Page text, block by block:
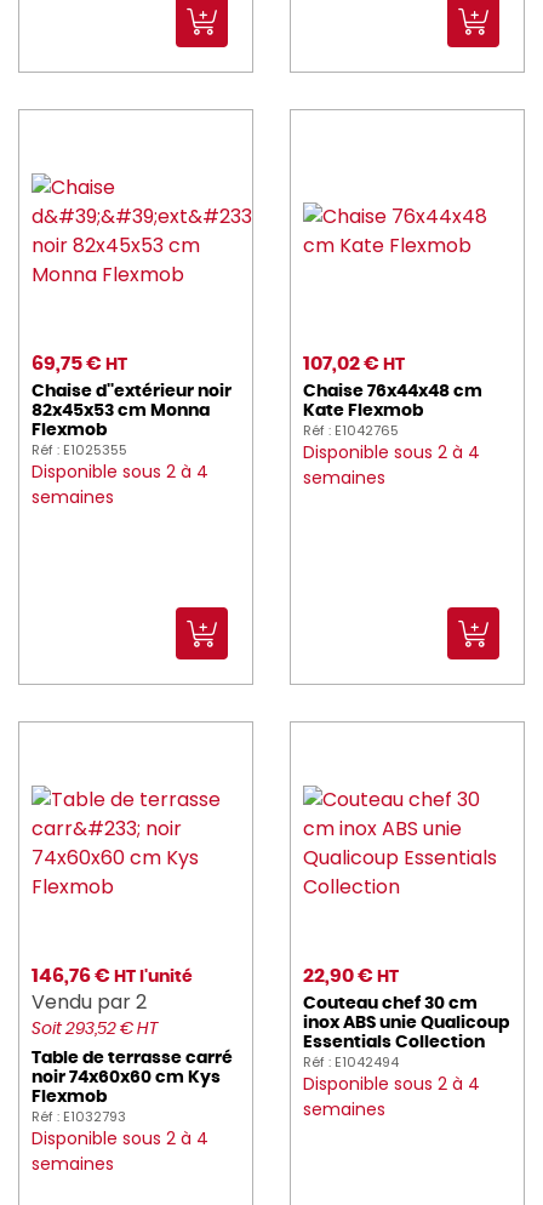
MICROPLANE (3)
moom (7)
MR_PROPRE (3)
NORDWAYS (409)
overone (4)
PANIBOIS (8)
PARANOCTA (8)
PINTINOX (66)
PIO_TAVOLA (9)
PLASTOREX (66)
PLATEX (239)
PRESSART (2)
PRO_MUNDI (898)
PROBBAX (98)
PROOF (72)
PUJADAS (57)
69,75 € HT
Chaise d''extérieur noir
82x45x53 cm Monna
Flexmob
Réf : E1025355
Disponible sous 2 à 4
semaines
107,02 € HT
Chaise 76x44x48 cm
Kate Flexmob
Réf : E1042765
Disponible sous 2 à 4
semaines
146,76 € HT l'unité
Vendu par 2
Soit 293,52 € HT
Table de terrasse carré
noir 74x60x60 cm Kys
Flexmob
Réf : E1032793
Disponible sous 2 à 4
semaines
22,90 € HT
Couteau chef 30 cm
inox ABS unie Qualicoup
Essentials Collection
Réf : E1042494
Disponible sous 2 à 4
semaines